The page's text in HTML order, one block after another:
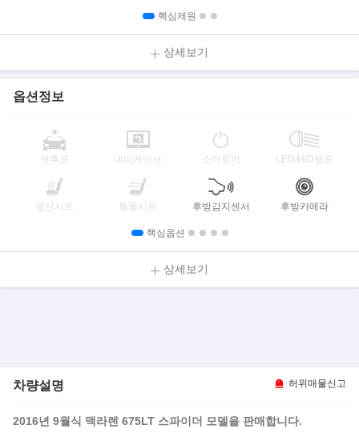
핵심제원
상세보기
옵션정보
썬루프 네비게이션 스마트키 LED/HID램프
열선시트 통풍시트 후방감지센서 후방카메라
핵심옵션
상세보기
차량설명 허위매물신고
2016년 9월식 맥라렌 675LT 스파이더 모델을 판매합니다.